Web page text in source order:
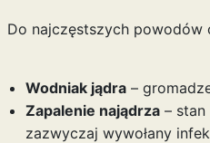
Do najczęstszych powodów
Wodniak jądra–
Zapalenie najądrza– stan
zazwyczaj wywołany